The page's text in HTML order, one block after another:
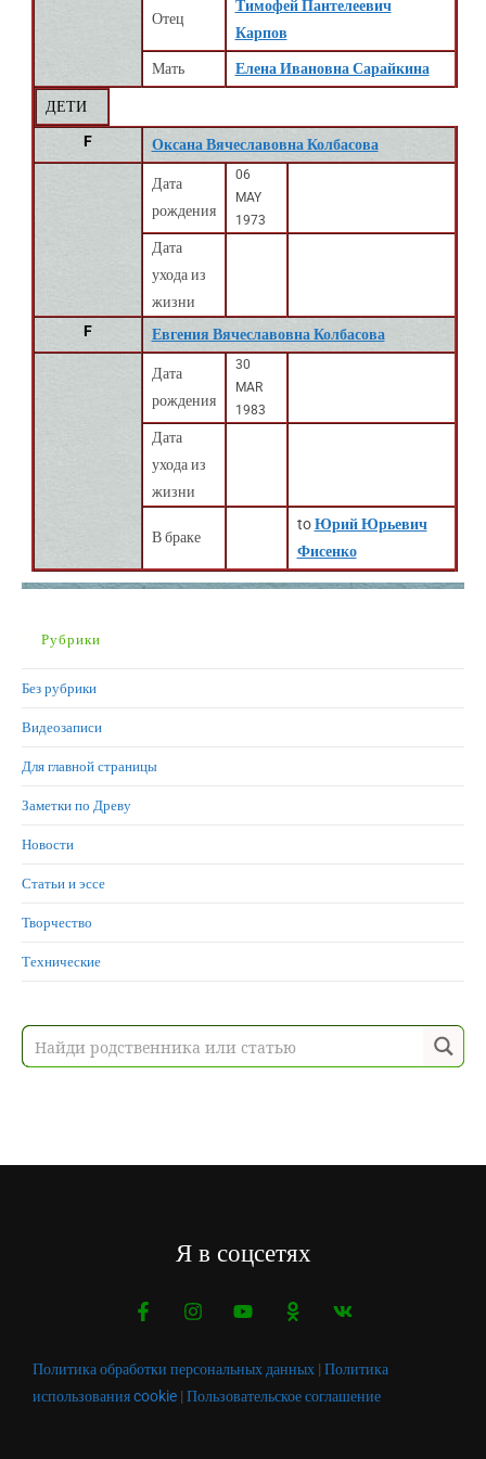
Отец
Тимофей Пантелеевич
Карпов
Мать Елена Ивановна Сарайкина
ДЕТИ
F
Оксана Вячеславовна Колбасова
Дата
рождения
06
MAY
1973
Дата
ухода из
жизни
F
Евгения Вячеславовна Колбасова
Дата
рождения
30
MAR
1983
Дата
ухода из
жизни
В браке
toЮрий Юрьевич
Фисенко
Рубрики
Без рубрики
Видеозаписи
Для главной страницы
Заметки по Древу
Новости
Статьи и эссе
Творчество
Технические
Я в соцсетях
Политика обработки персональных данных | Политика
использования cookie | Пользовательское соглашение